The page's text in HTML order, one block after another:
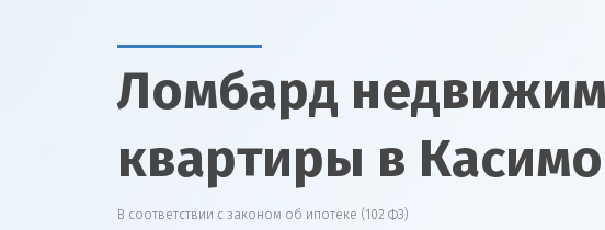
Ломбард
квартиры в
В соответствии с законом об ипотеке (102 ФЗ)